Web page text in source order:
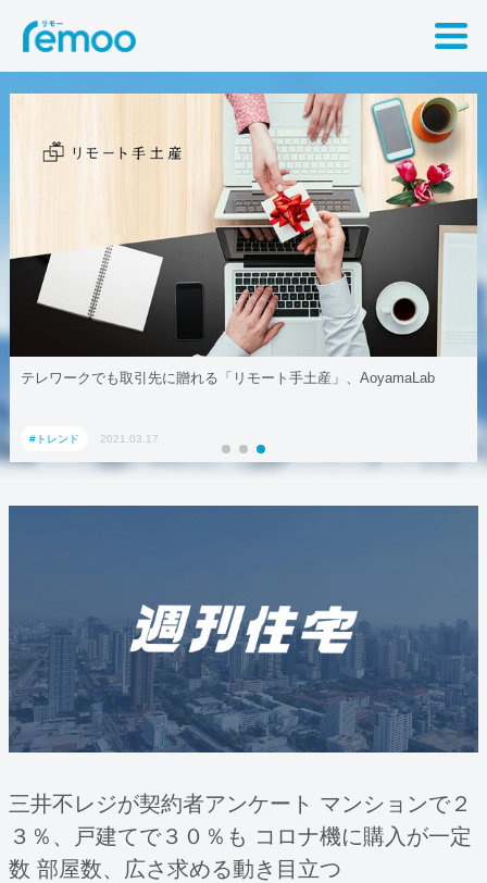
テレワークでも取引先に贈れる「リモート手土産」、AoyamaLab
#トレンド 2021.03.17
三井不レジが契約者アンケート マンションで２
３％、戸建てで３０％も コロナ機に購入が一定
数 部屋数、広さ求める動き目立つ